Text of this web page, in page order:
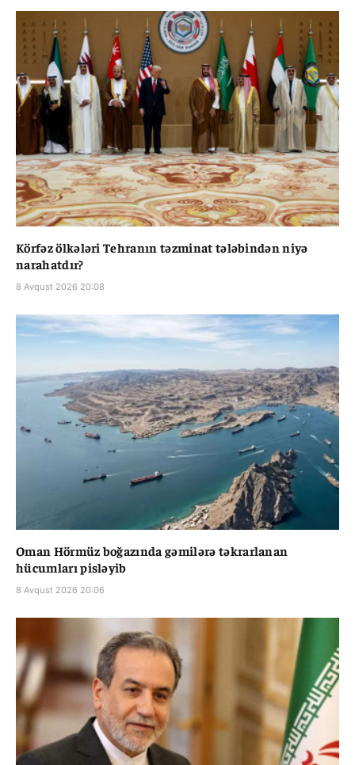
Körfəz ölkələri Tehranın təzminat tələbindən niyə
narahatdır?
8 Avqust 2026 20:08
Oman Hörmüz boğazında gəmilərə təkrarlanan
hücumları pisləyib
8 Avqust 2026 20:06